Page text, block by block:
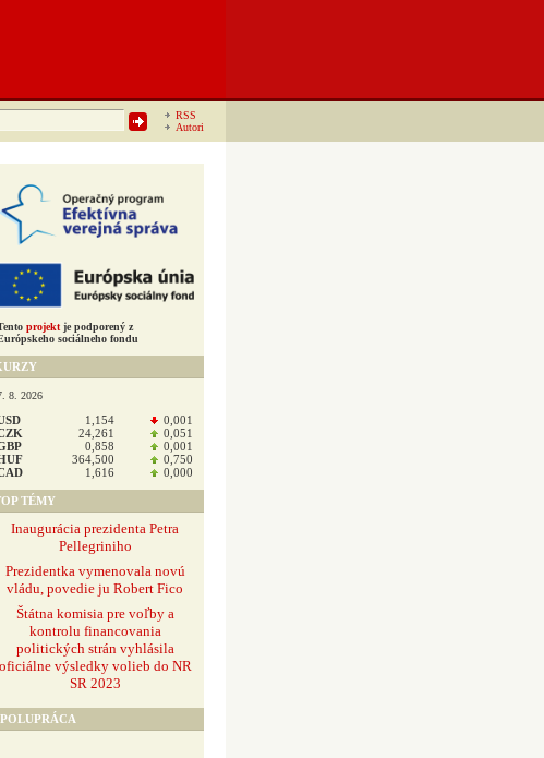
RSS
Autori
projekt je podporený z
sociálneho fondu
8. 2026
1,154
0,001
24,261
0,051
0,858
0,001
364,500
0,750
1,616 0,000
TÉMY
Inaugurácia prezidenta Petra
Pellegriniho
Prezidentka vymenovala novú
vládu, povedie ju Robert Fico
Štátna komisia pre voľby a
kontrolu financovania
politických strán vyhlásila
oficiálne výsledky volieb do NR
SR 2023